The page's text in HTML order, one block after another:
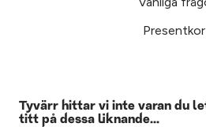
Tyvärr hittar vi inte varan du
titt på dessa liknande...